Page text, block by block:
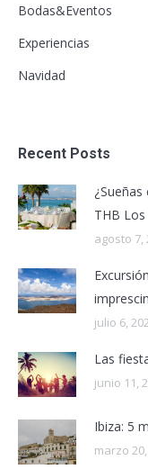
Bodas&Eventos
Experiencias
Navidad
Recent Posts
THB
agosto 7,
julio 6,
Las
junio 11,
Ibiza: 5
marzo